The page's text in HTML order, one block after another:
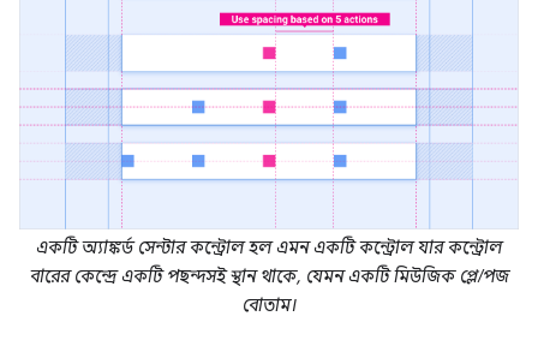
একটি অ্যাঙ্কর্ড সেন্টার কন্ট্রোল হল এমন একটি কন্ট্রোল যার কন্ট্রোল
বারের কেন্দ্রে একটি পছন্দসই স্থান থাকে, যেমন একটি মিউজিক প্লে/পজ
বোতাম।